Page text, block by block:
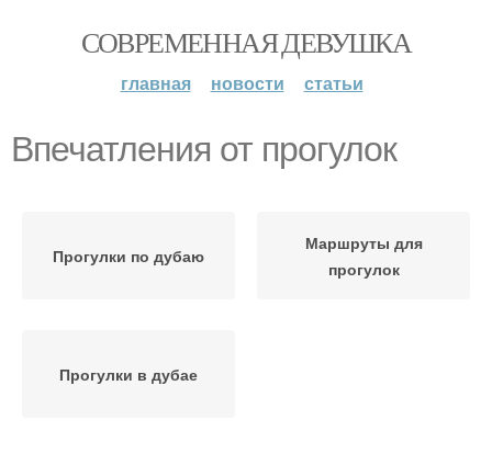
СОВРЕМЕННАЯ ДЕВУШКА
главная новости статьи
Впечатления от прогулок
Прогулки по дубаю
Маршруты для
прогулок
Прогулки в дубае